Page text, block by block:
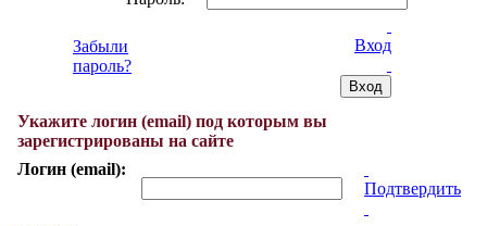
Забыли
пароль?
Вход
Укажите логин (email) под которым вы
зарегистрированы на сайте
Логин (email):
Подтвердить